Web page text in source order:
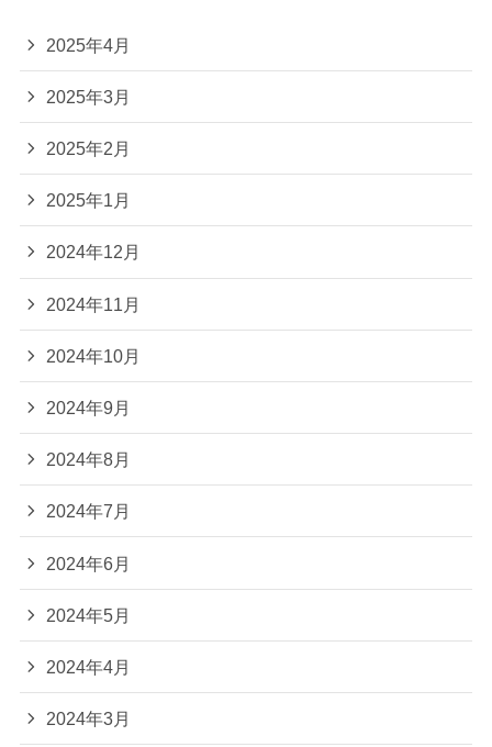
2025年4月
2025年3月
2025年2月
2025年1月
2024年12月
2024年11月
2024年10月
2024年9月
2024年8月
2024年7月
2024年6月
2024年5月
2024年4月
2024年3月